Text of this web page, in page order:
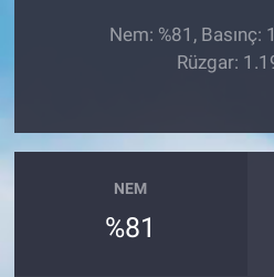
Nem: %81, Basınç:
Rüzgar:
NEM
%81